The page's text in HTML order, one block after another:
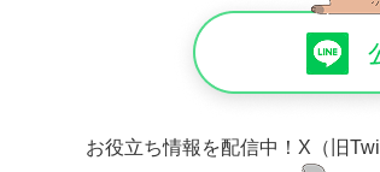
お役立ち情報を配信中！ X（旧